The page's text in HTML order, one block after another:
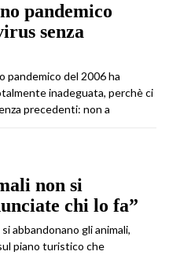
pandemico
senza
pandemico del 2006 ha
inadeguata, perchè ci
precedenti: non a
non si
chi lo fa”
abbandonano gli animali,
piano turistico che